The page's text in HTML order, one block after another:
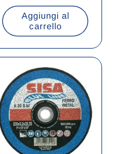
Aggiungi al
carrello